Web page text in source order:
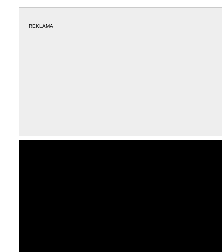
REKLAMA